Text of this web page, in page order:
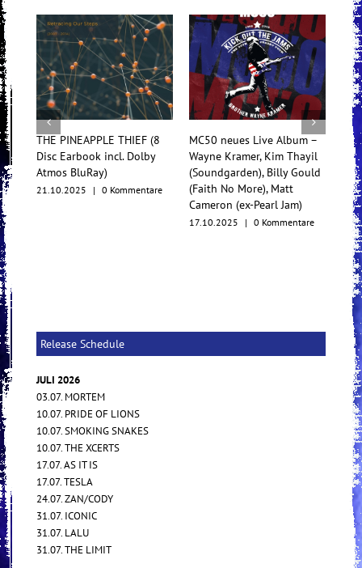
THE PINEAPPLE THIEF (8
Disc Earbook incl. Dolby
Atmos BluRay)
21.10.2025 | 0 Kommentare
MC50 neues Live Album –
Wayne Kramer, Kim Thayil
(Soundgarden), Billy Gould
(Faith No More), Matt
Cameron (ex-Pearl Jam)
17.10.2025 | 0 Kommentare
Release Schedule
JULI 2026
03.07. MORTEM
10.07. PRIDE OF LIONS
10.07. SMOKING SNAKES
10.07. THE XCERTS
17.07. AS IT IS
17.07. TESLA
24.07. ZAN/CODY
31.07. ICONIC
31.07. LALU
31.07. THE LIMIT